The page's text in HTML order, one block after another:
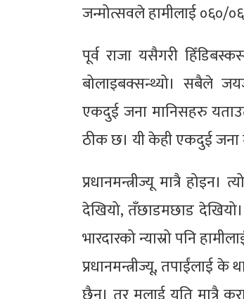
जन्मोत्सवले हामीलाई ०६०/
पूर्व राजा यसैगरी
बोलाइबक्सन्थ्यो। सबैले
एकदुई जना मानिसहरु
ठीक छ। यी केही एकदुई जना
प्रधानमन्त्रीज्यू मात्रै होइन।
देखियो, तँछाडमछाड देखियो।
भारदारको न्यास्रो पनि
प्रधानमन्त्रीज्यू, तपाईंलाई